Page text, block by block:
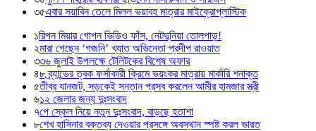
৩৫এবার সয়াবিন তেলে মিলল ভয়াবহ মাত্রার মাইক্রোপ্লাস্টিক
১রিপন মিয়ার গোপন ভিডিও ফাঁস, নেটদুনিয়া তোলপাড়!
২মারা গেছেন ‘গজনি’ খ্যাত অভিনেতা প্রদীপ রাওয়াত
৩৩৬ জুলাই উপলক্ষে টেলিটকের বিশেষ অফার
৪৮ ব্র্যান্ডের ত্বক ফর্সাকারী ক্রিমে ভয়ংকর মাত্রায় মার্কারি শনাক্ত
৫তীব্র যানজট, সড়কেই সন্তান প্রসব করলেন আমীর হামজার স্ত্রী
৬১২ জেলার জন্য দুঃসংবাদ
৭পে স্কেল নিয়ে নতুন দুঃসংবাদ, বাড়ছে হতাশা
৮শেখ হাসিনার বক্তব্য দেওয়ার প্রসঙ্গে অবস্থান স্পষ্ট করল ভারত